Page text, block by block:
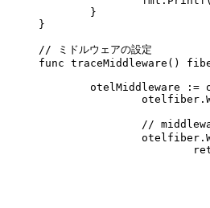
	}
}
// ミドルウェアの設定
func traceMiddleware ()
	otelMiddleware
:=
		otelfiber
.
//
		otelfiber
.